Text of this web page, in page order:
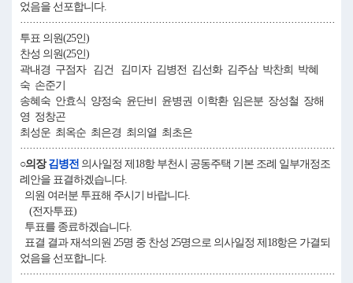
었음을 선포합니다.
····································································································
투표 의원(25인)
찬성 의원(25인)
곽내경 구점자 김건 김미자 김병전 김선화 김주삼 박찬희 박혜
숙 손준기
송혜숙 안효식 양정숙 윤단비 윤병권 이학환 임은분 장성철 장해
영 정창곤
최성운 최옥순 최은경 최의열 최초은
····································································································
○의장김병전 의사일정 제18항 부천시 공동주택 기본 조례 일부개정조
례안을 표결하겠습니다.
의원 여러분 투표해 주시기 바랍니다.
(전자투표)
투표를 종료하겠습니다.
표결 결과 재석의원 25명 중 찬성 25명으로 의사일정 제18항은 가결되
었음을 선포합니다.
····································································································